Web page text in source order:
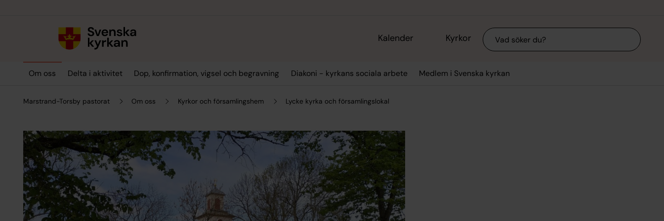
Kalender Kyrkor Sök
Om oss Delta i aktivitet Dop, konfirmation, vigsel och begravning Diakoni - kyrkans sociala arbete Medlem i Svenska kyrkan
Marstrand-Torsby pastorat Om oss Kyrkor och församlingshem Lycke kyrka och församlingslokal